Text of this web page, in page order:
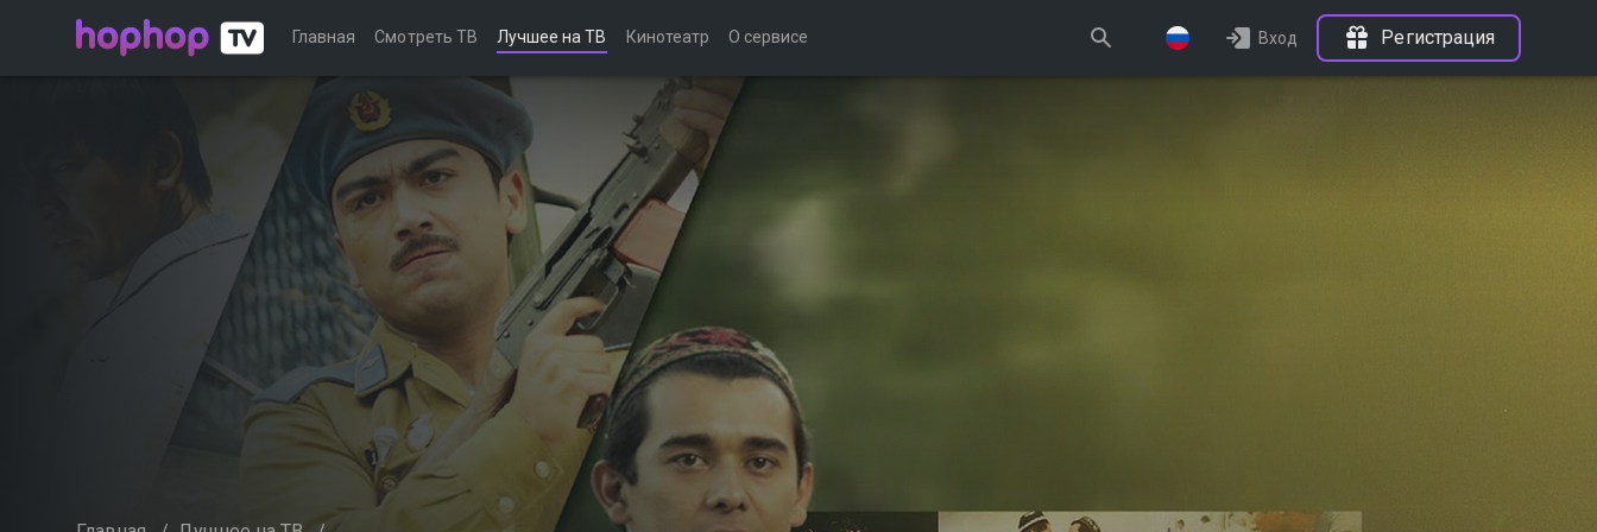
Главная Смотреть ТВ Лучшее на ТВ Кинотеатр О сервисе Вход Регистрация